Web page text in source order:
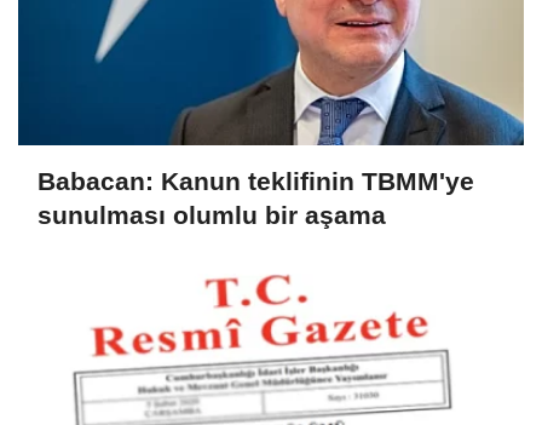
Babacan: Kanun teklifinin TBMM'ye
sunulması olumlu bir aşama